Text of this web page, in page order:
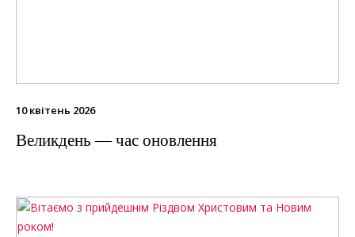
10 квітень 2026
Великдень — час оновлення